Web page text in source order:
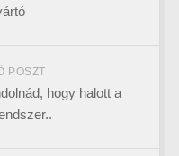
POSZT
hogy halott a